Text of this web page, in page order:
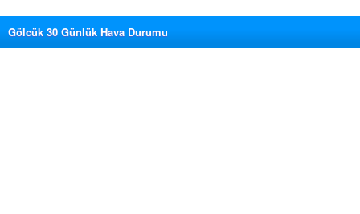
Gölcük 30 Günlük Hava Durumu